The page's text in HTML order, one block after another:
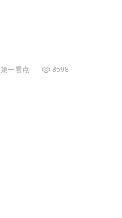
第一看点 8598